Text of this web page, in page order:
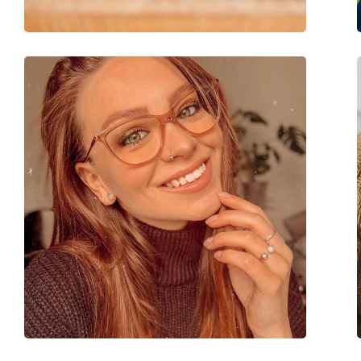
Max Mara
Code:
MM 5095/V 001 16